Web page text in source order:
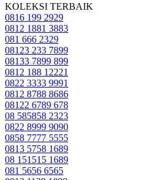
KOLEKSI TERBAIK
0816 199 2929
0812 1881 3883
081 666 2329
08123 233 7899
08133 7899 899
0812 188 12221
0822 3333 9991
0812 8788 8686
08122 6789 678
08 585858 2323
0822 8999 9090
0858 7777 5555
0813 5758 1689
08 151515 1689
081 5656 6565